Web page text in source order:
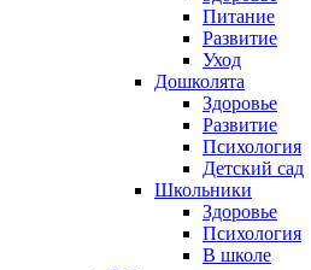
Питание
Развитие
Уход
Дошколята
Здоровье
Развитие
Психология
Детский сад
Школьники
Здоровье
Психология
В школе